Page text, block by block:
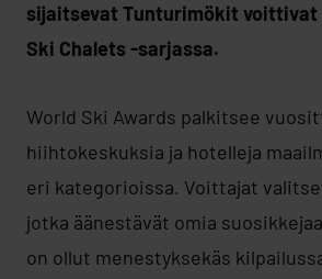
sijaitsevat Tunturimökit voittivat
Ski Chalets -sarjassa.
World Ski Awards palkitsee
hiihtokeskuksia ja hotelleja
eri kategorioissa. Voittajat
jotka äänestävät omia
on ollut menestyksekäs